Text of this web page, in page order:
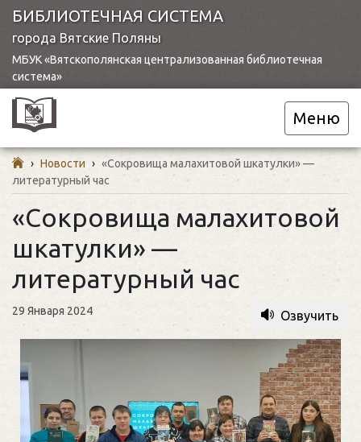
БИБЛИОТЕЧНАЯ СИСТЕМА
города Вятские Поляны
МБУК «Вятскополянская централизованная библиотечная
система»
Меню
› Новости › «Сокровища малахитовой шкатулки» —
литературный час
«Сокровища малахитовой
шкатулки» —
литературный час
29 Января 2024 Озвучить